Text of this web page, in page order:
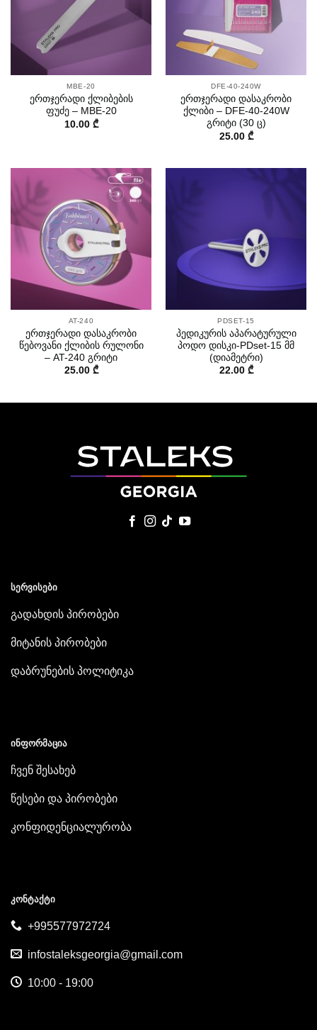
MBE-20
ერთჯერადი ქლიბების
ფუძე – MBE-20
10.00 ₾
DFE-40-240W
ერთჯერადი დასაკრობი
ქლიბი – DFE-40-240W
გრიტი (30 ც)
25.00 ₾
AT-240
ერთჯერადი დასაკრობი
წებოვანი ქლიბის რულონი
– AT-240 გრიტი
25.00 ₾
PDSET-15
პედიკურის აპარატურული
პოდო დისკი-PDset-15 მმ
(დიამეტრი)
22.00 ₾
ᲡᲔᲠᲕᲘᲡᲔᲑᲘ
გადახდის პირობები
მიტანის პირობები
დაბრუნების პოლიტიკა
ᲘᲜᲤᲝᲠᲛᲐᲪᲘᲐ
ჩვენ შესახებ
წესები და პირობები
კონფიდენციალურობა
ᲙᲝᲜᲢᲐᲥᲢᲘ
+995577972724
infostaleksgeorgia@gmail.com
10:00 - 19:00